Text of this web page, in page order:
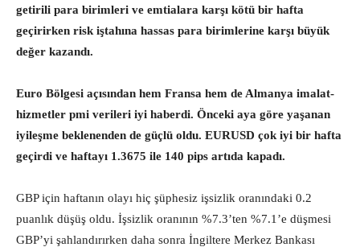
getirili para birimleri ve emtialara karşı kötü bir hafta
geçirirken risk iştahına hassas para birimlerine karşı büyük
değer kazandı.
Euro Bölgesi açısından hem Fransa hem de Almanya imalat-
hizmetler pmi verileri iyi haberdi. Önceki aya göre yaşanan
iyileşme beklenenden de güçlü oldu. EURUSD çok iyi bir hafta
geçirdi ve haftayı 1.3675 ile 140 pips artıda kapadı.
GBP için haftanın olayı hiç şüphesiz işsizlik oranındaki 0.2
puanlık düşüş oldu. İşsizlik oranının %7.3’ten %7.1’e düşmesi
GBP’yi şahlandırırken daha sonra İngiltere Merkez Bankası